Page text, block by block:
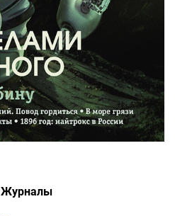
Журналы